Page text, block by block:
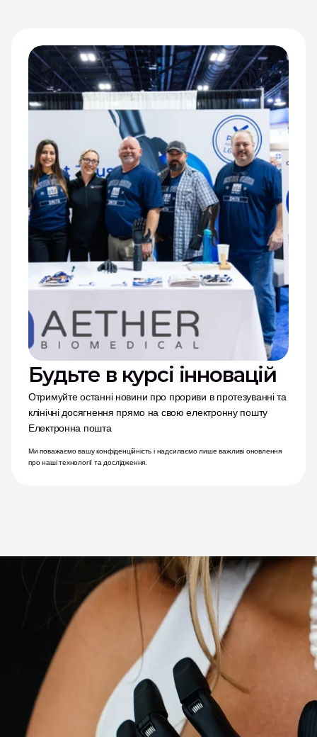
Будьте в курсі інновацій
Отримуйте останні новини про прориви в протезуванні та
клінічні досягнення прямо на свою електронну пошту
Електронна пошта
Ми поважаємо вашу конфіденційність і надсилаємо лише важливі оновлення
про наші технології та дослідження.